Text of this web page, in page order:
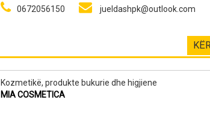
0672056150
jueldashpk@outlook.com
Kozmetikë, produkte bukurie dhe higjiene
MIA COSMETICA